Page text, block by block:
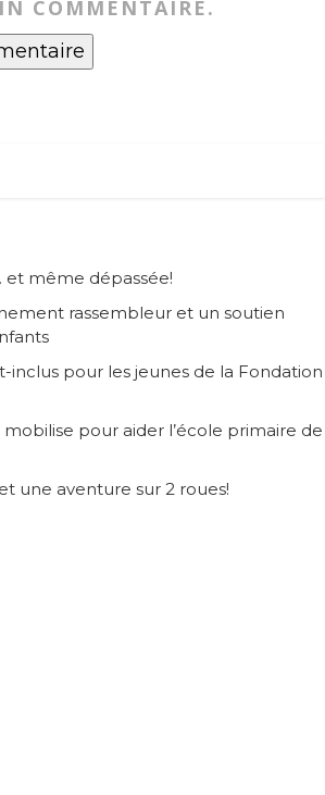
COMMENTAIRE.
et même dépassée!
rassembleur et un soutien
inclus pour les jeunes de la Fondation
pour aider l’école primaire de
une aventure sur 2 roues!